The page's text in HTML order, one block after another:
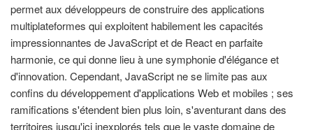
permet aux développeurs de construire des applications
multiplateformes qui exploitent habilement les capacités
impressionnantes de JavaScript et de React en parfaite
harmonie, ce qui donne lieu à une symphonie d'élégance et
d'innovation. Cependant, JavaScript ne se limite pas aux
confins du développement d'applications Web et mobiles ; ses
ramifications s'étendent bien plus loin, s'aventurant dans des
territoires jusqu'ici inexplorés tels que le vaste domaine de